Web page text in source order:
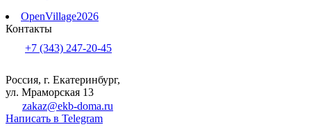
OpenVillage2026
Контакты
+7 (343) 247-20-45
Россия, г. Екатеринбург,
ул. Мраморская 13
zakaz@ekb-doma.ru
Написать в Telegram